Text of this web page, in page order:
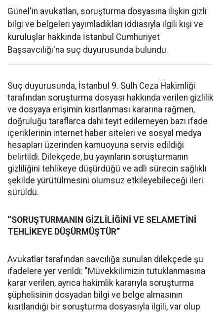
Günel'in avukatları, soruşturma dosyasına ilişkin gizli
bilgi ve belgeleri yayımladıkları iddiasıyla ilgili kişi ve
kuruluşlar hakkında İstanbul Cumhuriyet
Başsavcılığı'na suç duyurusunda bulundu.
Suç duyurusunda, İstanbul 9. Sulh Ceza Hakimliği
tarafından soruşturma dosyası hakkında verilen gizlilik
ve dosyaya erişimin kısıtlanması kararına rağmen,
doğruluğu taraflarca dahi teyit edilemeyen bazı ifade
içeriklerinin internet haber siteleri ve sosyal medya
hesapları üzerinden kamuoyuna servis edildiği
belirtildi. Dilekçede, bu yayınların soruşturmanın
gizliliğini tehlikeye düşürdüğü ve adli sürecin sağlıklı
şekilde yürütülmesini olumsuz etkileyebileceği ileri
sürüldü.
‘’SORUŞTURMANIN GİZLİLİĞİNİ VE SELAMETİNİ
TEHLİKEYE DÜŞÜRMÜŞTÜR’’
Avukatlar tarafından savcılığa sunulan dilekçede şu
ifadelere yer verildi: "Müvekkilimizin tutuklanmasına
karar verilen, ayrıca hakimlik kararıyla soruşturma
şüphelisinin dosyadan bilgi ve belge almasının
kısıtlandığı bir soruşturma dosyasıyla ilgili, var olup